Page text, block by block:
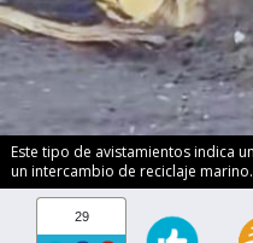
Este tipo de avistamientos indica
un intercambio de reciclaje
29